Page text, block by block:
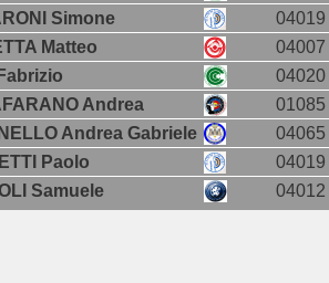
Simone
04019
Matteo
04007
04020
Andrea
01085
Andrea Gabriele
04065
Paolo
04019
Samuele 04012